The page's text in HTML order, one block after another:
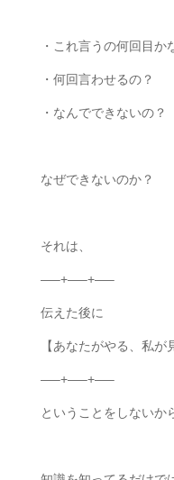
・これ言うの何回目か
・何回言わせるの？
・なんでできないの？
なぜできないのか？
それは、
—–+—–+—–
伝えた後に
【あなたがやる、私が
—–+—–+—–
ということをしないか